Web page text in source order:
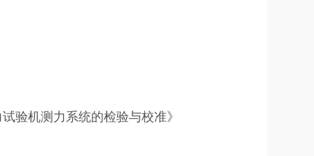
验机测力系统的检验与校准》